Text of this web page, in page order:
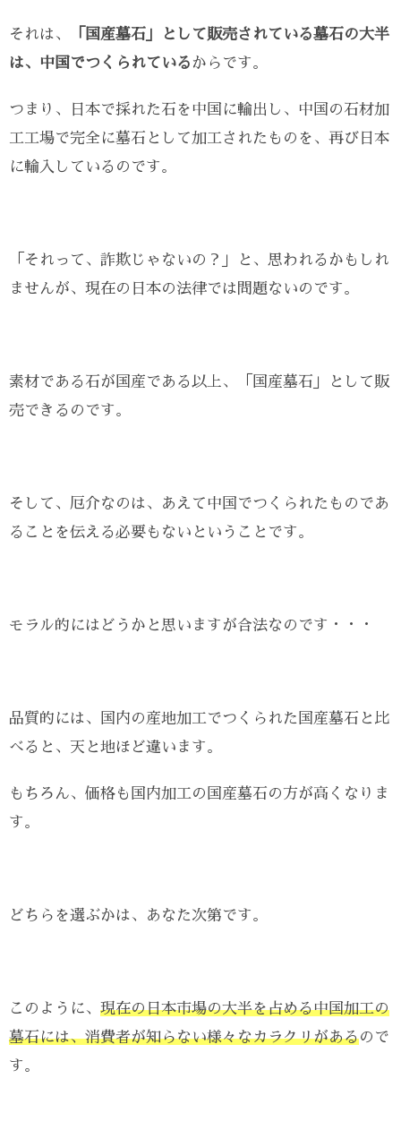
それは、
「国産墓石」として販売されている墓石の大半
は、中国でつくられている からです。
つまり、日本で採れた石を中国に輸出し、中国の石材加
工工場で完全に墓石として加工されたものを、再び日本
に輸入しているのです。
「それって、詐欺じゃないの？」と、思われるかもしれ
ませんが、現在の日本の法律では問題ないのです。
素材である石が国産である以上、「国産墓石」として販
売できるのです。
そして、厄介なのは、あえて中国でつくられたものであ
ることを伝える必要もないということです。
モラル的にはどうかと思いますが合法なのです・・・
品質的には、国内の産地加工でつくられた国産墓石と比
べると、天と地ほど違います。
もちろん、価格も国内加工の国産墓石の方が高くなりま
す。
どちらを選ぶかは、あなた次第です。
このように、 現在の日本市場の大半を占める中国加工の
墓石には、消費者が知らない様々なカラクリがあるので
す。